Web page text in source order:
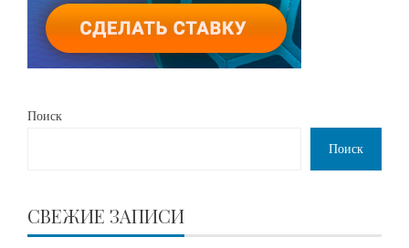
Поиск
Поиск
СВЕЖИЕ ЗАПИСИ